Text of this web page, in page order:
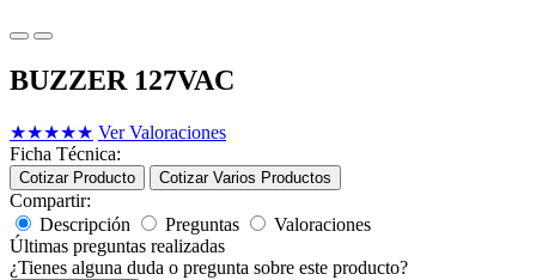
BUZZER 127VAC
★★★★★ Ver Valoraciones
Ficha Técnica:
Cotizar Producto Cotizar Varios Productos
Compartir:
Descripción
Preguntas
Valoraciones
Últimas preguntas realizadas
¿Tienes alguna duda o pregunta sobre este producto?